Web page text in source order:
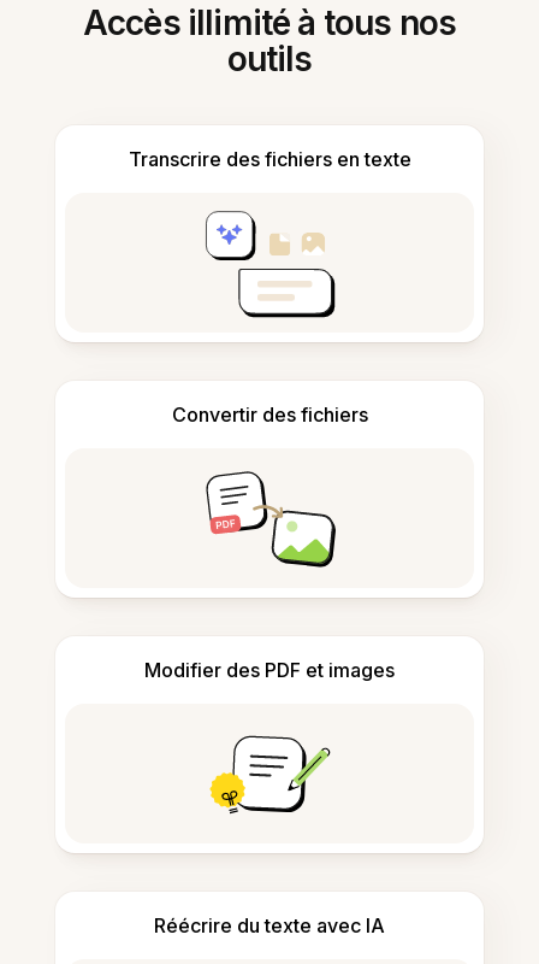
Accès illimité à tous nos
outils
Transcrire des fichiers en texte
Convertir des fichiers
Modifier des PDF et images
Réécrire du texte avec IA